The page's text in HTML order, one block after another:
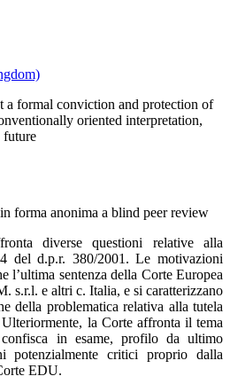
a formal conviction and protection of
oriented interpretation,
future
forma anonima a blind peer review
diverse questioni relative alla
del d.p.r. 380/2001. Le motivazioni
l’ultima sentenza della Corte Europea
s.r.l. e altri c. Italia, e si caratterizzano
della problematica relativa alla tutela
la Corte affronta il tema
in esame, profilo da ultimo
critici proprio dalla
EDU.